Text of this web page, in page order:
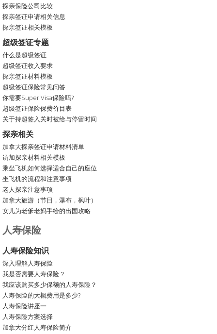
探亲保险公司比较
探亲签证申请相关信息
探亲签证相关模板
超级签证专题
什么是超级签证
超级签证收入要求
探亲签证材料模板
超级签证保险常见问答
你需要Super Visa保险吗?
超级签证保险保费价目表
关于持超签入关时被给与停留时间
探亲相关
加拿大探亲签证申请材料清单
访加探亲材料相关模板
乘坐飞机如何选择适合自己的座位
坐飞机的流程和注意事项
老人探亲注意事项
加拿大旅游（节日，瀑布，枫叶）
女儿为老爹老妈手绘的出国攻略
人寿保险
人寿保险知识
深入理解人寿保险
我是否需要人寿保险？
我应该购买多少保额的人寿保险？
人寿保险的大概费用是多少?
人寿保险讲座一
人寿保险方案选择
加拿大分红人寿保险简介